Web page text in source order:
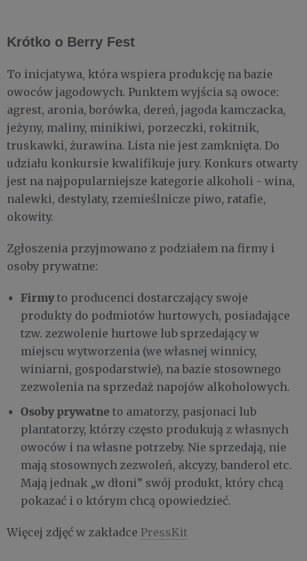
Krótko o Berry Fest
To inicjatywa, która wspiera produkcję na bazie
owoców jagodowych. Punktem wyjścia są owoce:
agrest, aronia, borówka, dereń, jagoda kamczacka,
jeżyny, maliny, minikiwi, porzeczki, rokitnik,
truskawki, żurawina. Lista nie jest zamknięta. Do
udziału konkursie kwalifikuje jury. Konkurs otwarty
jest na najpopularniejsze kategorie alkoholi - wina,
nalewki, destylaty, rzemieślnicze piwo, ratafie,
okowity.
Zgłoszenia przyjmowano z podziałem na firmy i
osoby prywatne:
Firmyto producenci dostarczający swoje
produkty do podmiotów hurtowych, posiadające
tzw. zezwolenie hurtowe lub sprzedający w
miejscu wytworzenia (we własnej winnicy,
winiarni, gospodarstwie), na bazie stosownego
zezwolenia na sprzedaż napojów alkoholowych.
Osoby prywatne to amatorzy, pasjonaci lub
plantatorzy, którzy często produkują z własnych
owoców i na własne potrzeby. Nie sprzedają, nie
mają stosownych zezwoleń, akcyzy, banderol etc.
Mają jednak „w dłoni” swój produkt, który chcą
pokazać i o którym chcą opowiedzieć.
Więcej zdjęć w zakładce PressKit